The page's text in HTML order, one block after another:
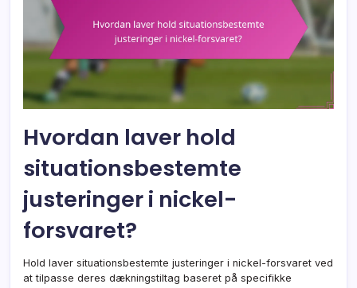
Hvordan laver hold
situationsbestemte
justeringer i nickel-
forsvaret?
Hold laver situationsbestemte justeringer i nickel-forsvaret ved
at tilpasse deres dækningstiltag baseret på specifikke